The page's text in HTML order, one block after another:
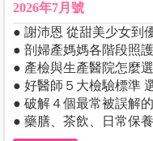
2026年7月號
● 謝沛恩 從甜美少女到
● 剖婦產媽媽各階段照
● 產檢與生產醫院怎麼
● 好醫師５大檢驗標準
● 破解４個最常被誤解
● 藥膳、茶飲、日常保